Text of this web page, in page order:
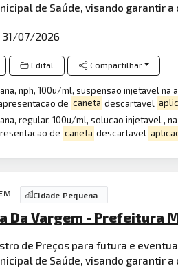
de Saúde, visando garantir
31/07/2026
Edital Compartilhar
nph, 100u/ml, suspensao injetavel na
de caneta descartavel
regular, 100u/ml, solucao injetavel ,
de caneta descartavel
Cidade Pequena
Da Vargem - Prefeitura
de Preços para futura e
de Saúde, visando garantir